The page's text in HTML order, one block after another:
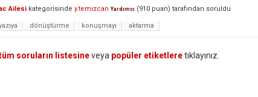
Ailesi kategorisinde y.temizcan Yardımcı (910 puan) tarafından soruldu
dönüştürme konuşmayı aktarma
soruların listesineveya popüler etiketleretıklayınız.